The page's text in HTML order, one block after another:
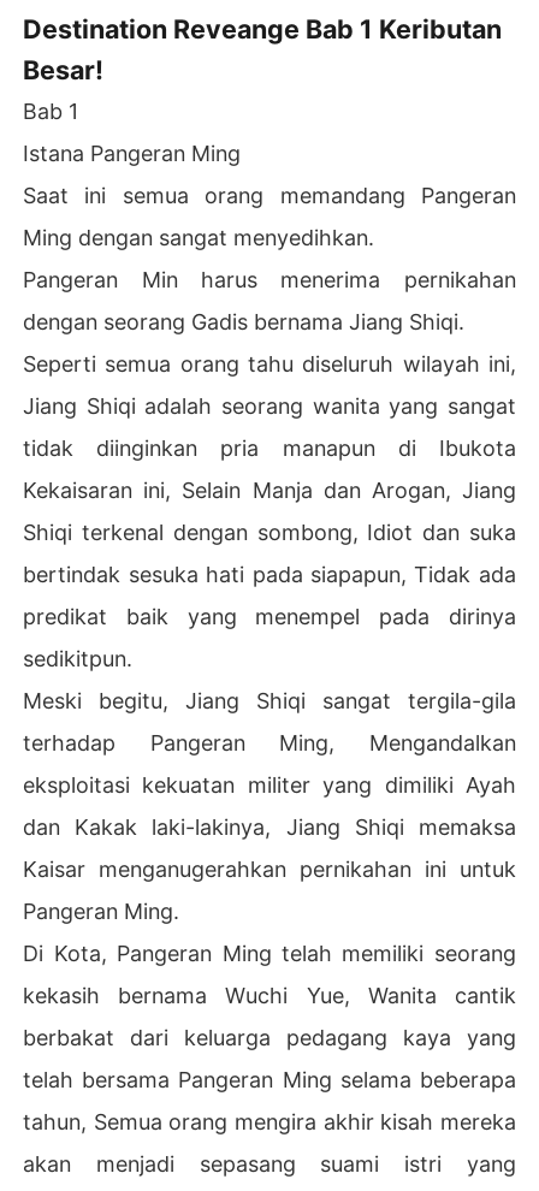
ormatan, dia adalah pria yang tidak mengetahui konsep
rasa bersalah.
Jiang Shiqi hanya tertawa terbahak-bahak.
membuat tulang nya bergetar.
"Jiang Shiqi, ini adalah kesempatan terakhirmu. Apakah
"Apa yang salah? Apakah kamu memiliki perasaan padak
u sekarang ? Jangan bilang kamu akan meninggalkan se
lirmu dan kabur bersamaku."
Xuan Ming mengencangkan cengkeramannya di pergela
ngan tangannya, kekuatannya hampir mampu mematah
kannya
Braaakkk
Suara pintu didobrak paksa tidak memecahkan ketegan
gan di ruangan ini.
Sejak usia empat belas tahun, Xuan Ming sering berper
ang bersama ayahnya, kaisar agung Kerajaan Ming.
Dia adalah anak yang paling kejam juga bengis di antar
a ketujuh saudaranya.
"Orang yang kejam tidak pantas menerima kebaikan sia
pa pun," kata Jiang Shiqi dengan tegas.
"Jangan pernah mengharapkan cinta dari pria jahat dan
kejam ini. Ingatlah ini dalam pikiranmu- 'Kamu tidak aka
m pernikahan yang mengesankan ini."
an aku akan sepenuhnya menghilang dari hidupmu"
Destination Reveange Bab 1 Keributan
Besar!
Bab 1
Istana Pangeran Ming
Saat ini semua orang memandang Pangeran
Ming dengan sangat menyedihkan.
Pangeran Min harus menerima pernikahan
dengan seorang Gadis bernama Jiang Shiqi.
Seperti semua orang tahu diseluruh wilayah ini,
Jiang Shiqi adalah seorang wanita yang sangat
tidak diinginkan pria manapun di Ibukota
Kekaisaran ini, Selain Manja dan Arogan, Jiang
Shiqi terkenal dengan sombong, Idiot dan suka
bertindak sesuka hati pada siapapun, Tidak ada
predikat baik yang menempel pada dirinya
sedikitpun.
Meski begitu, Jiang Shiqi sangat tergila-gila
terhadap Pangeran Ming, Mengandalkan
eksploitasi kekuatan militer yang dimiliki Ayah
dan Kakak laki-lakinya, Jiang Shiqi memaksa
Kaisar menganugerahkan pernikahan ini untuk
Pangeran Ming.
Di Kota, Pangeran Ming telah memiliki seorang
kekasih bernama Wuchi Yue, Wanita cantik
berbakat dari keluarga pedagang kaya yang
telah bersama Pangeran Ming selama beberapa
tahun, Semua orang mengira akhir kisah mereka
akan menjadi sepasang suami istri yang